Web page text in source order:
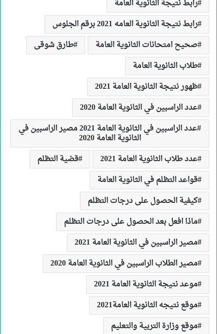
رابط نتيجة الثانوية العامة
رابط نتيجة الثانوية العامه 2021 برقم الجلوس
صحيح امتحانات الثانوية العامة
طارق شوقى
طلاب الثانوية العامة
ظهور نتيجة الثانوية العامة 2021
عدد الراسبين في الثانوية العامة 2020
عدد الراسبين في الثانوية العامة 2021 مصير الراسبين في
الثانوية العامة 2020
عدد طلاب الثانوية العامة 2021
قضية التظلم
قواعد التظلم في الثانوية العامة
كيفية الحصول على درجات التظلم
ماذا افعل بعد الحصول على درجات التظلم
مصير الراسبين في الثانوية العامة 2021
مصير الطلاب الراسبين في الثانوية العامة 2020
موعد نتيجة الثانوية العامة 2021
موقع نتيجه الثانوية العامة2021
موقع وزارة التربية والتعليم